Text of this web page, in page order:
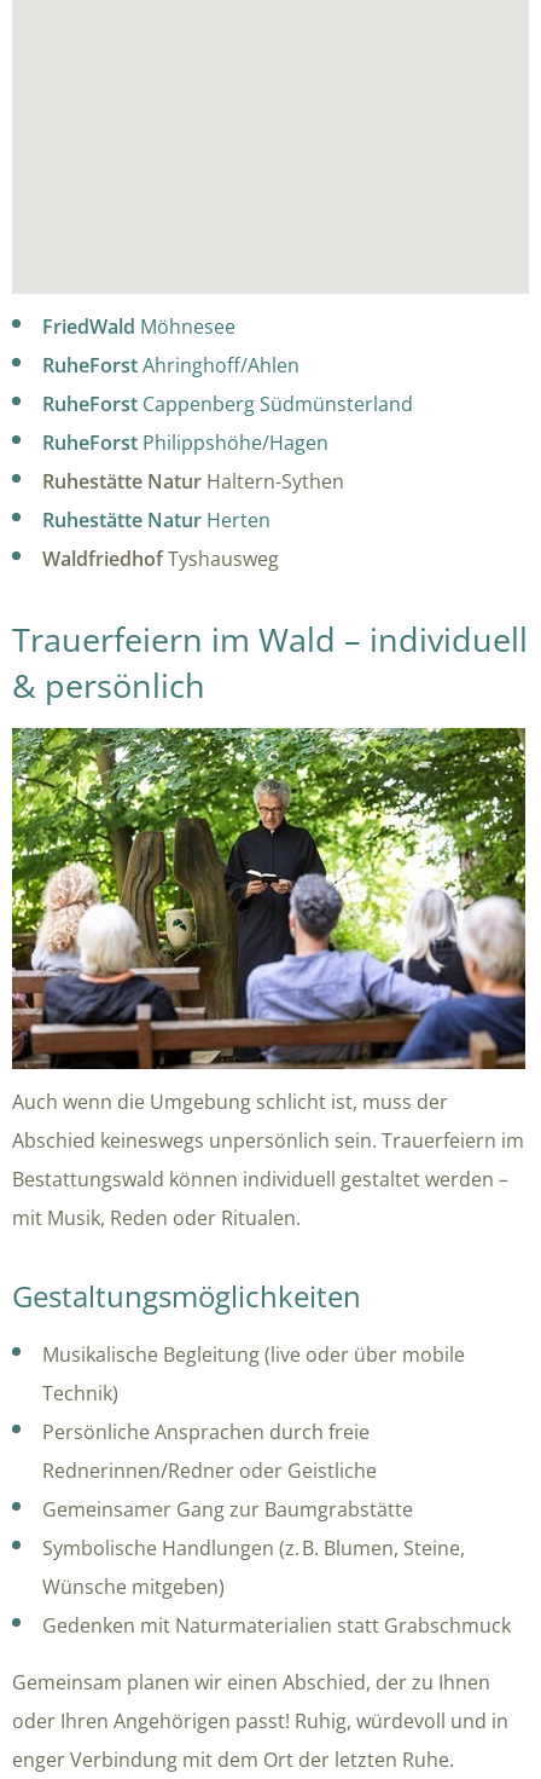
FriedWald Möhnesee
RuheForstAhringhoff/Ahlen
RuheForst Cappenberg Südmünsterland
RuheForst Philippshöhe/Hagen
Ruhestätte Natur Haltern-Sythen
Ruhestätte Natur Herten
WaldfriedhofTyshausweg
Trauerfeiern im Wald – individuell
& persönlich
Auch wenn die Umgebung schlicht ist, muss der
Abschied keineswegs unpersönlich sein. Trauerfeiern im
Bestattungswald können individuell gestaltet werden –
mit Musik, Reden oder Ritualen.
Gestaltungsmöglichkeiten
Musikalische Begleitung (live oder über mobile
Technik)
Persönliche Ansprachen durch freie
Rednerinnen/Redner oder Geistliche
Gemeinsamer Gang zur Baumgrabstätte
Symbolische Handlungen (z. B. Blumen, Steine,
Wünsche mitgeben)
Gedenken mit Naturmaterialien statt Grabschmuck
Gemeinsam planen wir einen Abschied, der zu Ihnen
oder Ihren Angehörigen passt! Ruhig, würdevoll und in
enger Verbindung mit dem Ort der letzten Ruhe.